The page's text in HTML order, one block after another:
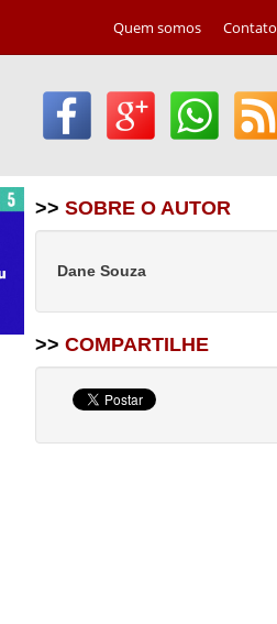
Quem somos Contato
>> SOBRE O AUTOR
Dane Souza
>> COMPARTILHE